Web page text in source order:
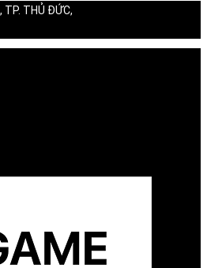
TP. THỦ ĐỨC,